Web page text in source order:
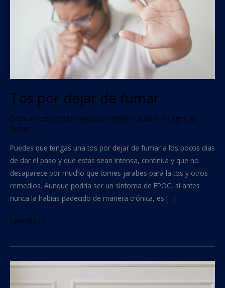
Tos por dejar de fumar
Deja un comentario / Anexos externos al libro, Riesgos de
fumar
Puedes que tengas una tos por dejar de fumar a los pocos dias
de dar el paso y que estas sean intensa, continua y que no
desaparece por mucho que tomes jarabes para la tos y otros
remedios. Aunque podría ser un síntoma de EPOC, si antes
nunca la habías padecido de manera crónica, es […]
Leer más »
EPOC